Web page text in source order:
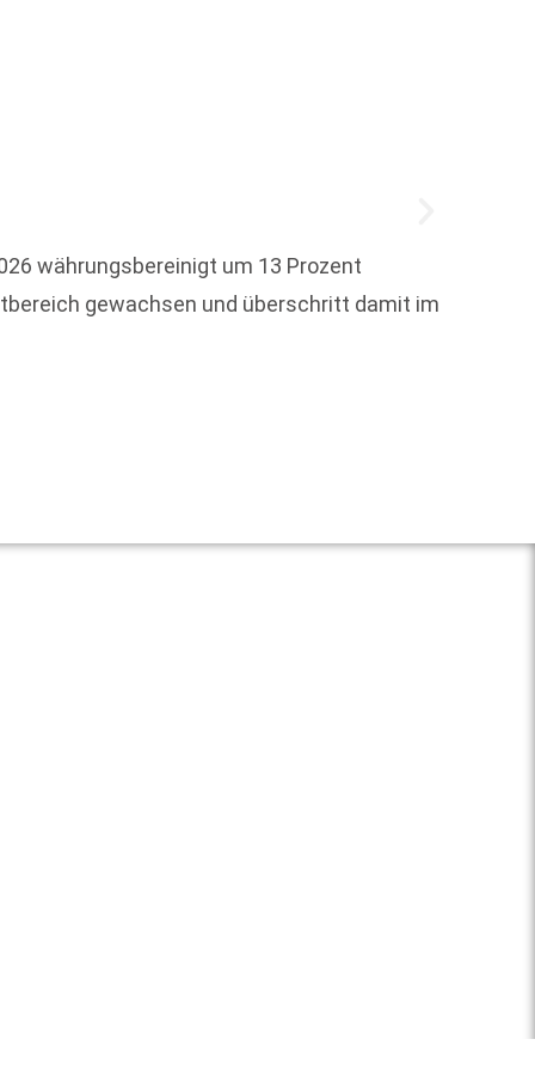
währungsbereinigt um 13 Prozent
gewachsen und überschritt damit im